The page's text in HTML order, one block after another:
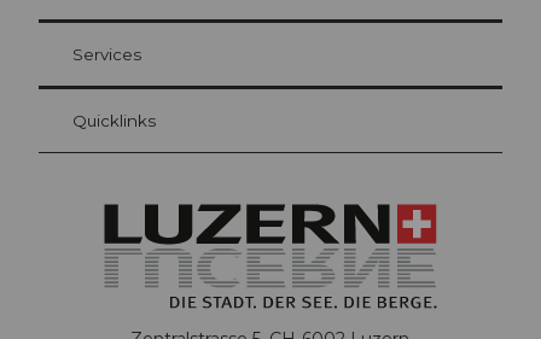
Gästekarte Luzern
Ihre Vorteile als Übernachtungsgast
Services
Quicklinks